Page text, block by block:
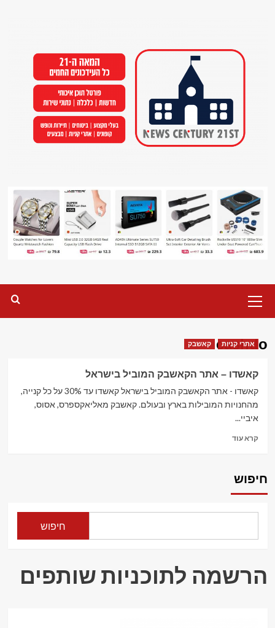
Menu
cashdo
אתרי קניות קאשבק
קאשדו – אתר הקאשבק המוביל בישראל
קאשדו - אתר הקאשבק המוביל בישראל קאשדו עד 30% על כל קנייה,
מהחנויות המובילות בארץ ובעולם. קאשבק מאליאקספרס, אסוס,
איביי...
קרא עודRead
אתר
חיפוש
חיפוש
הרשמה לתוכניות שותפים